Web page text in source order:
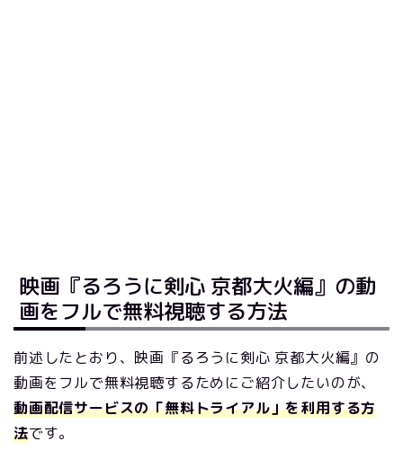
映画『るろうに剣心 京都大火編』の動
画をフルで無料視聴する方法
前述したとおり、映画『るろうに剣心 京都大火編』の
動画をフルで無料視聴するためにご紹介したいのが、
動画配信サービスの「無料トライアル」を利用する方
法です。